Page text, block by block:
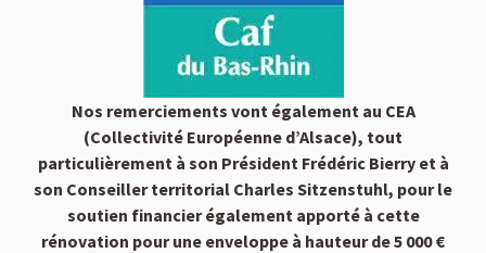
Nos remerciements vont également au CEA
(Collectivité Européenne d’Alsace), tout
particulièrement à son Président Frédéric Bierry et à
son Conseiller territorial Charles Sitzenstuhl, pour le
soutien financier également apporté à cette
rénovation pour une enveloppe à hauteur de 5 000 €